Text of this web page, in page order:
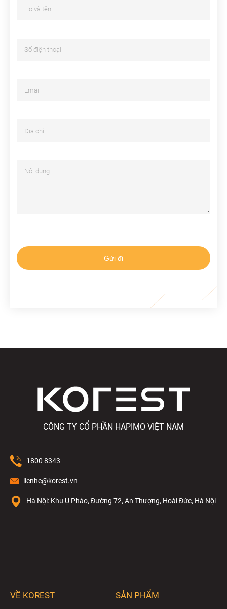
CÔNG TY CỔ PHẦN HAPIMO VIỆT NAM
1800 8343
lienhe@korest.vn
Hà Nội: Khu Ụ Pháo, Đường 72, An Thượng, Hoài Đức, Hà Nội
VỀ KOREST
SẢN PHẨM